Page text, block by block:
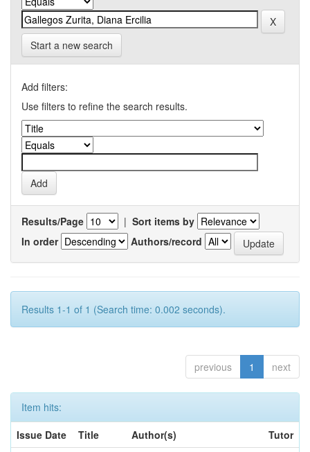
Start a new search
Add filters:
Use filters to refine the search results.
Results/Page | Sort items by
In order
Authors/record
Results 1-1 of 1 (Search time: 0.002 seconds).
previous 1 next
Item hits:
Issue Date
Title Author(s)
Tutor